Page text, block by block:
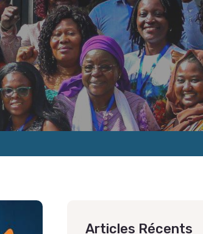
Articles Récents